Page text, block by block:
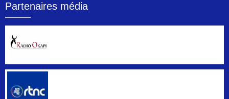
Partenaires média